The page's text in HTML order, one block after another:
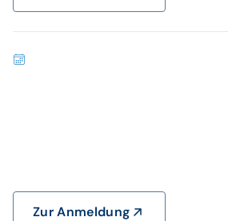
Zur Anmeldung